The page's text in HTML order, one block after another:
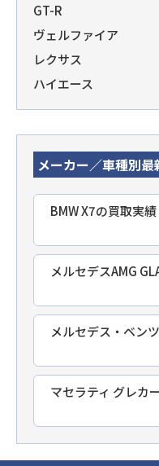
GT-R
ヴェルファイア
レクサス
ハイエース
メーカー／車種別最
BMW X7の買取実績
メルセデスAMG
メルセデス・ベン
マセラティ グレカ